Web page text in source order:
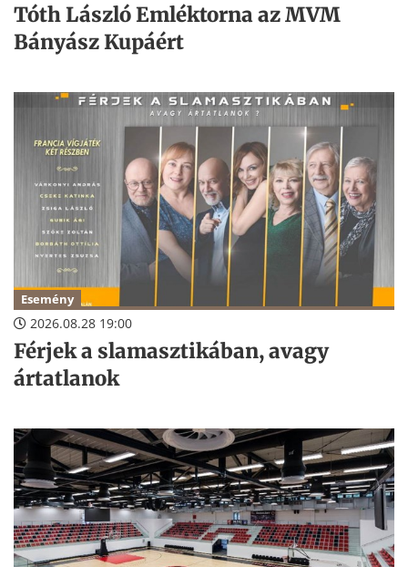
Tóth László Emléktorna az MVM
Bányász Kupáért
Esemény
2026.08.28 19:00
Férjek a slamasztikában, avagy
ártatlanok